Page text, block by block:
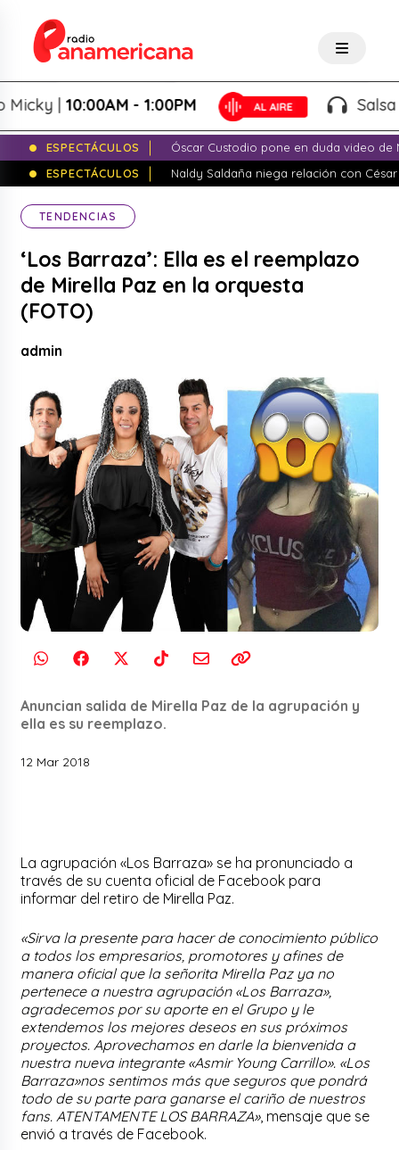
|10:00AM - 1:00PM Salsa de
ESPECTÁCULOS
Óscar Custodio pone en duda video de
ESPECTÁCULOS
Naldy Saldaña niega relación con
TENDENCIAS
‘Los Barraza’: Ella es el reemplazo
de Mirella Paz en la orquesta
(FOTO)
admin
Anuncian salida de Mirella Paz de la agrupación y
ella es su reemplazo.
12 Mar 2018
La agrupación «Los Barraza» se ha pronunciado a
través de su cuenta oficial de Facebook para
informar del retiro de Mirella Paz.
«Sirva la presente para hacer de conocimiento público
a todos los empresarios, promotores y afines de
manera oficial que la señorita Mirella Paz ya no
pertenece a nuestra agrupación «Los Barraza»,
agradecemos por su aporte en el Grupo y le
extendemos los mejores deseos en sus próximos
proyectos. Aprovechamos en darle la bienvenida a
nuestra nueva integrante «Asmir Young Carrillo». «Los
Barraza»nos sentimos más que seguros que pondrá
todo de su parte para ganarse el cariño de nuestros
fans. ATENTAMENTE LOS BARRAZA», mensaje que se
envió a través de Facebook.